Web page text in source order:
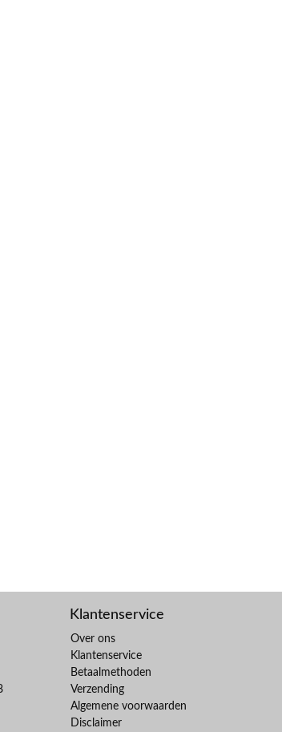
Klantenservice
Over ons
Klantenservice
Betaalmethoden
Verzending
Algemene voorwaarden
Disclaimer